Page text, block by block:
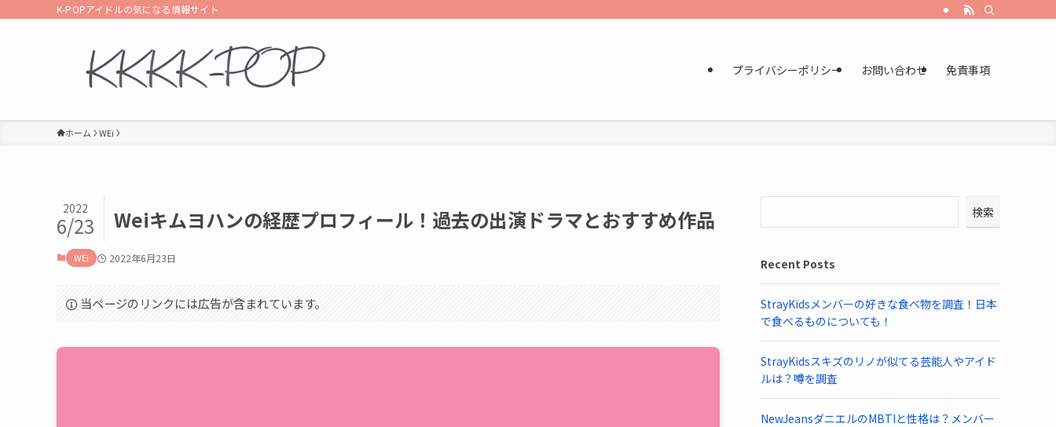
K-POPアイドルの気になる情報サイト
プライバシーポリシー お問い合わせ 免責事項
ホーム WEi
Weiキムヨハンの経歴プロフィール！過去の出演ドラマとおすすめ作品
2022
6/23
WEi 2022年6月23日
当ページのリンクには広告が含まれています。
検索
Recent Posts
StrayKidsメンバーの好きな食べ物を調査！日本
で食べるものについても！
StrayKidsスキズのリノが似てる芸能人やアイド
ルは？噂を調査
NewJeansダニエルのMBTIと性格は？メンバー